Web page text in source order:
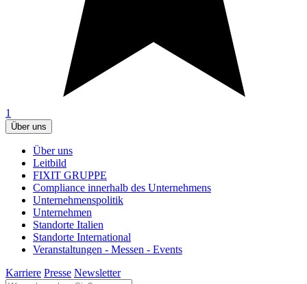
1
Über uns
Über uns
Leitbild
FIXIT GRUPPE
Compliance innerhalb des Unternehmens
Unternehmenspolitik
Unternehmen
Standorte Italien
Standorte International
Veranstaltungen - Messen - Events
Karriere Presse Newsletter